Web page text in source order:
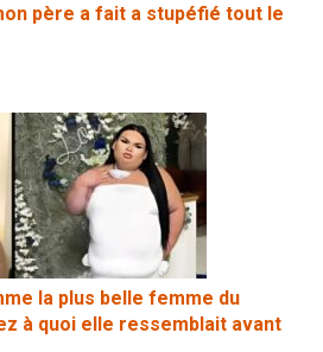
père a fait a stupéfié tout le
la plus belle femme du
à quoi elle ressemblait avant